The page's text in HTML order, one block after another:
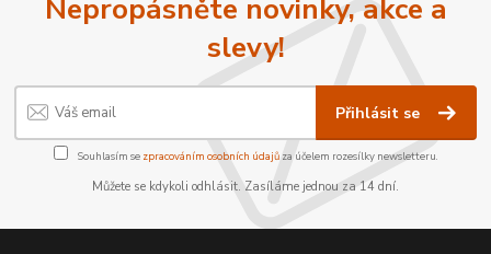
Nepropásněte novinky, akce a
slevy!
Přihlásit se
Souhlasím se zpracováním osobních údajůza účelem rozesílky newsletteru.
Můžete se kdykoli odhlásit. Zasíláme jednou za 14 dní.